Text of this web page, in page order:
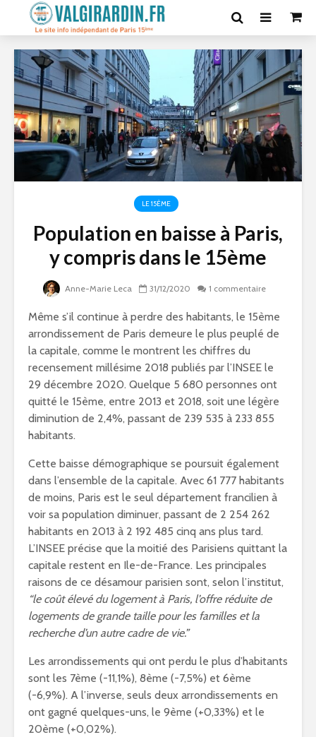
LE 15ÈME
Population en baisse à Paris,
y compris dans le 15ème
Anne-Marie Leca 31/12/2020 1 commentaire
Même s’il continue à perdre des habitants, le 15ème
arrondissement de Paris demeure le plus peuplé de
la capitale, comme le montrent les chiffres du
recensement millésime 2018 publiés par l’INSEE le
29 décembre 2020. Quelque 5 680 personnes ont
quitté le 15ème, entre 2013 et 2018, soit une légère
diminution de 2,4%, passant de 239 535 à 233 855
habitants.
Cette baisse démographique se poursuit également
dans l’ensemble de la capitale. Avec 61 777 habitants
de moins, Paris est le seul département francilien à
voir sa population diminuer, passant de 2 254 262
habitants en 2013 à 2 192 485 cinq ans plus tard.
L’INSEE précise que la moitié des Parisiens quittant la
capitale restent en Ile-de-France. Les principales
raisons de ce désamour parisien sont, selon l’institut,
“le coût élevé du logement à Paris, l’offre réduite de
logements de grande taille pour les familles et la
recherche d’un autre cadre de vie.”
Les arrondissements qui ont perdu le plus d’habitants
sont les 7ème (-11,1%), 8ème (-7,5%) et 6ème
(-6,9%). A l’inverse, seuls deux arrondissements en
ont gagné quelques-uns, le 9ème (+0,33%) et le
20ème (+0,02%).